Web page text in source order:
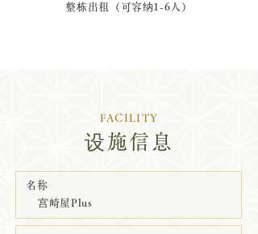
整栋出租（可容纳1-6人）
FACILITY
设施信息
名称
宫崎屋Plus